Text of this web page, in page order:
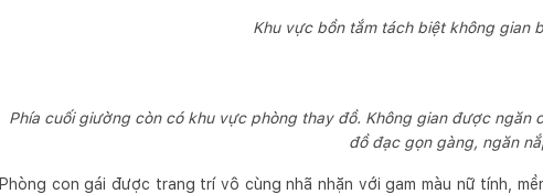
Khu vực bồn tắm tách biệt không gian
Phía cuối giường còn có khu vực phòng thay đồ. Không gian được ngăn
đồ đạc gọn gàng, ngăn
Phòng con gái được trang trí vô cùng nhã nhặn với gam màu nữ tính,